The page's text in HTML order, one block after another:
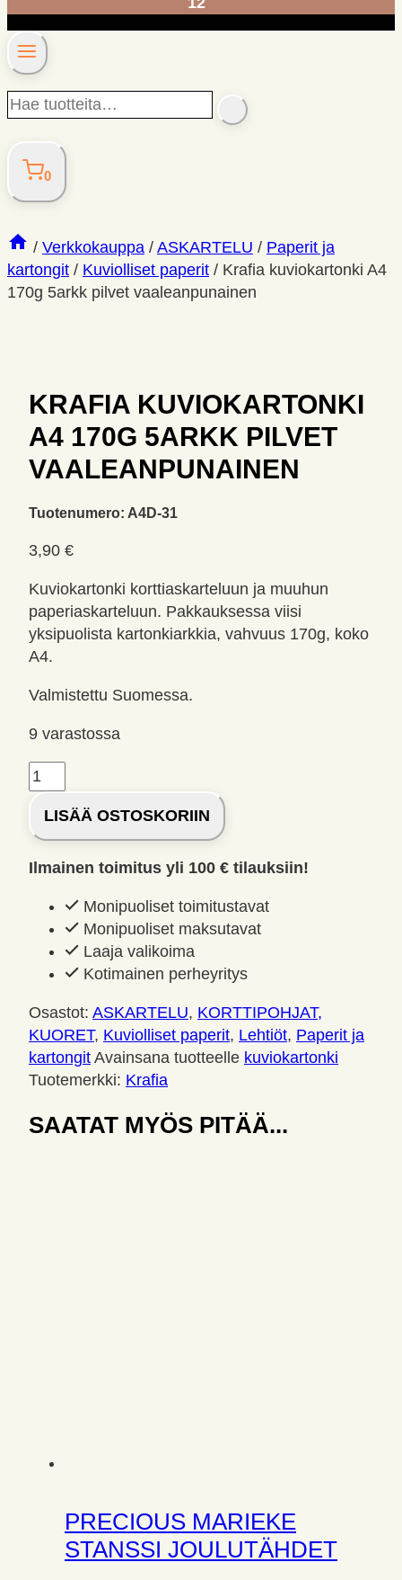
Hae
tuotteita…
SEARCH
0
/ Verkkokauppa / ASKARTELU / Paperit ja
kartongit / Kuviolliset paperit / Krafia kuviokartonki A4
170g 5arkk pilvet vaaleanpunainen
KRAFIA KUVIOKARTONKI
A4 170G 5ARKK PILVET
VAALEANPUNAINEN
Tuotenumero: A4D-31
3,90 €
Kuviokartonki korttiaskarteluun ja muuhun
paperiaskarteluun. Pakkauksessa viisi
yksipuolista kartonkiarkkia, vahvuus 170g, koko
A4.
Valmistettu Suomessa.
9 varastossa
Krafia
kuviokartonki
A4
170g
5arkk
vaaleanpunainen
määrä
LISÄÄ OSTOSKORIIN
Ilmainen toimitus yli 100 € tilauksiin!
Monipuoliset toimitustavat
Monipuoliset maksutavat
Laaja valikoima
Kotimainen perheyritys
Osastot: ASKARTELU, KORTTIPOHJAT,
KUORET, Kuviolliset paperit, Lehtiöt, Paperit ja
kartongit Avainsana tuotteelle kuviokartonki
Tuotemerkki: Krafia
SAATAT MYÖS PITÄÄ...
PRECIOUS MARIEKE
STANSSI JOULUTÄHDET